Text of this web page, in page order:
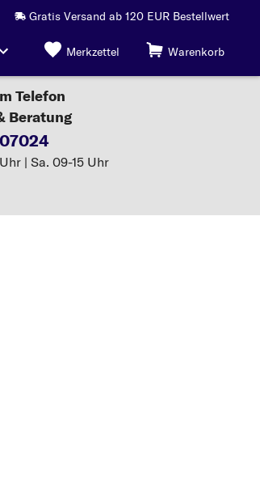
Gratis Versand ab 120 EUR Bestellwert
Merkzettel Warenkorb
Telefon
Beratung
| Sa. 09-15 Uhr